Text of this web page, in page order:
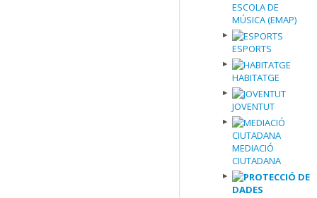
ESCOLA DE
MÚSICA (EMAP)
ESPORTS
HABITATGE
JOVENTUT
MEDIACIÓ
CIUTADANA